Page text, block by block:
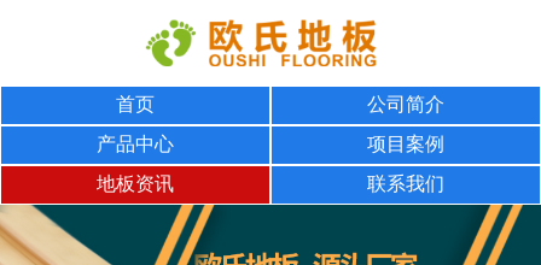
首页
公司简介
产品中心
项目案例
地板资讯
联系我们